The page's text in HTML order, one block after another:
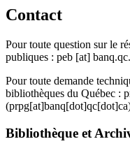
Contact
Pour toute question sur le
publiques : peb [at]
Pour toute demande
bibliothèques du Québec :
Bibliothèque et